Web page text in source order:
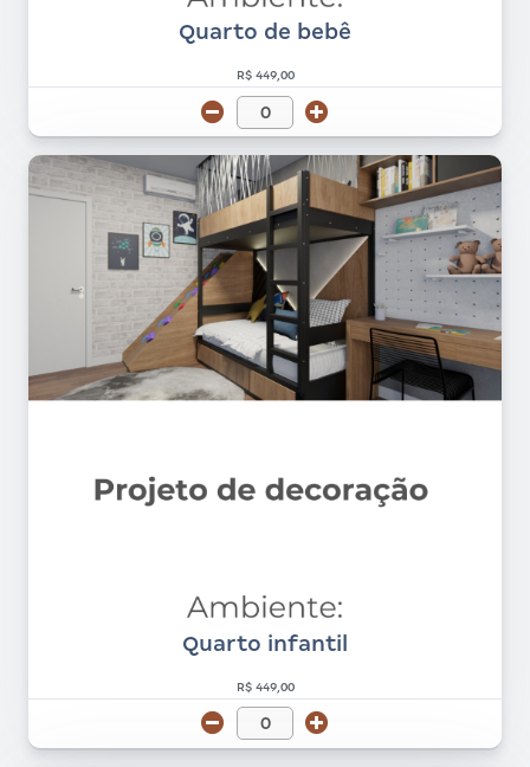
Quarto de bebê
R$ 449,00
Quarto infantil
R$ 449,00